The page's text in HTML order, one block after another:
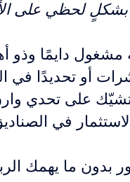
لحظي على
دايمًا وذو
أو تحديدًا
تشيّك على تحدي
في
ما يهمك